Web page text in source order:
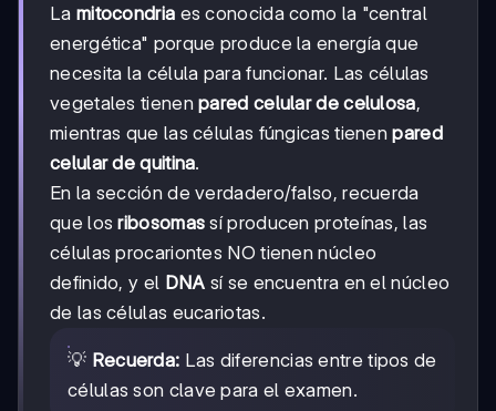
La mitocondria es conocida como la "central
energética" porque produce la energía que
necesita la célula para funcionar. Las células
vegetales tienenpared celular de celulosa,
mientras que las células fúngicas tienenpared
celular de quitina.
En la sección de verdadero/falso, recuerda
que losribosomas sí producen proteínas, las
células procariontes NO tienen núcleo
definido, y el DNA sí se encuentra en el núcleo
de las células eucariotas.
💡 Recuerda: Las diferencias entre tipos de
células son clave para el examen.